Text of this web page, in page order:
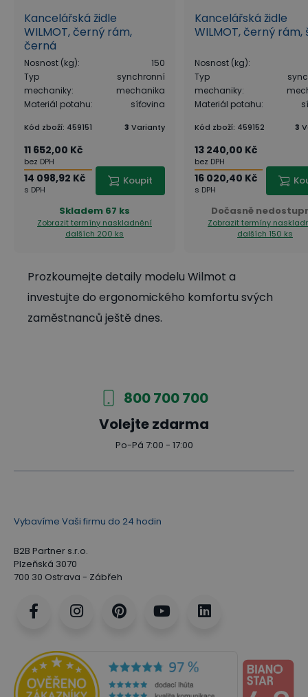
Kancelářská židle
WILMOT, černý rám,
černá
Nosnost (kg):
150
Typ
mechaniky:
synchronní
mechanika
Materiál potahu: síťovina
Kód zboží: 459151 3 Varianty
11 652,00 Kč
bez DPH
14 098,92 Kč
s DPH
Koupit
Skladem 67 ks
Zobrazit termíny naskladnění
dalších 200 ks
Kancelářská židle
WILMOT, černý rám,
Nosnost (kg):
Typ
mechaniky:
Materiál potahu:
Kód zboží: 459152 3
13 240,00 Kč
bez DPH
16 020,40 Kč
s DPH
Dočasně
Zobrazit termíny
dalších 150 ks
Prozkoumejte detaily modelu Wilmot a
investujte do ergonomického komfortu svých
zaměstnanců ještě dnes.
800 700 700
Volejte zdarma
Po-Pá 7:00 - 17:00
Vybavíme Vaši firmu do 24 hodin
B2B Partner s.r.o.
Plzeňská 3070
700 30 Ostrava - Zábřeh